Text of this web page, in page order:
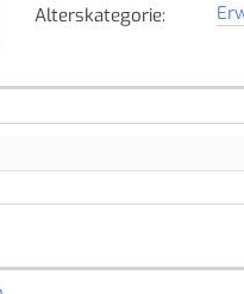
Alterskategorie: